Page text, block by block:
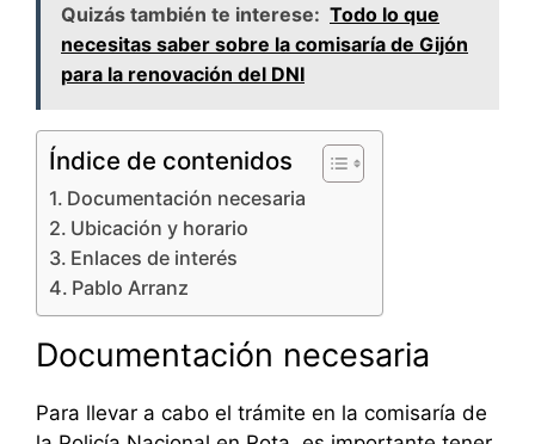
Quizás también te interese: Todo lo que
necesitas saber sobre la comisaría de Gijón
para la renovación del DNI
Índice de contenidos
Documentación necesaria
Ubicación y horario
Enlaces de interés
Pablo Arranz
Documentación necesaria
Para llevar a cabo el trámite en la comisaría de